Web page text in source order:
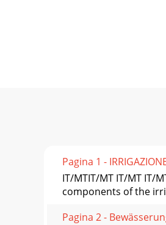
Pagina 1 -
IT/MTIT/MT IT/MT IT/
components of the
Pagina 2 -